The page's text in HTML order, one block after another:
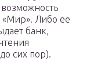
«Мир». Либо ее
банк,
сих пор).